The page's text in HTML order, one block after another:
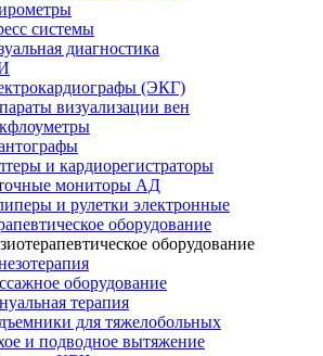
системы
диагностика
(ЭКГ)
визуализации вен
и кардиорегистраторы
мониторы АД
и рулетки электронные
оборудование
оборудование
оборудование
терапия
для тяжелобольных
и подводное вытяжение